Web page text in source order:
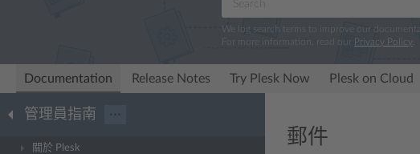
We log search terms to improve our
For more information, read our Privacy Policy
Documentation Release Notes Try Plesk Now Plesk on Cloud
管理員指南 ···
關於 Plesk
郵件